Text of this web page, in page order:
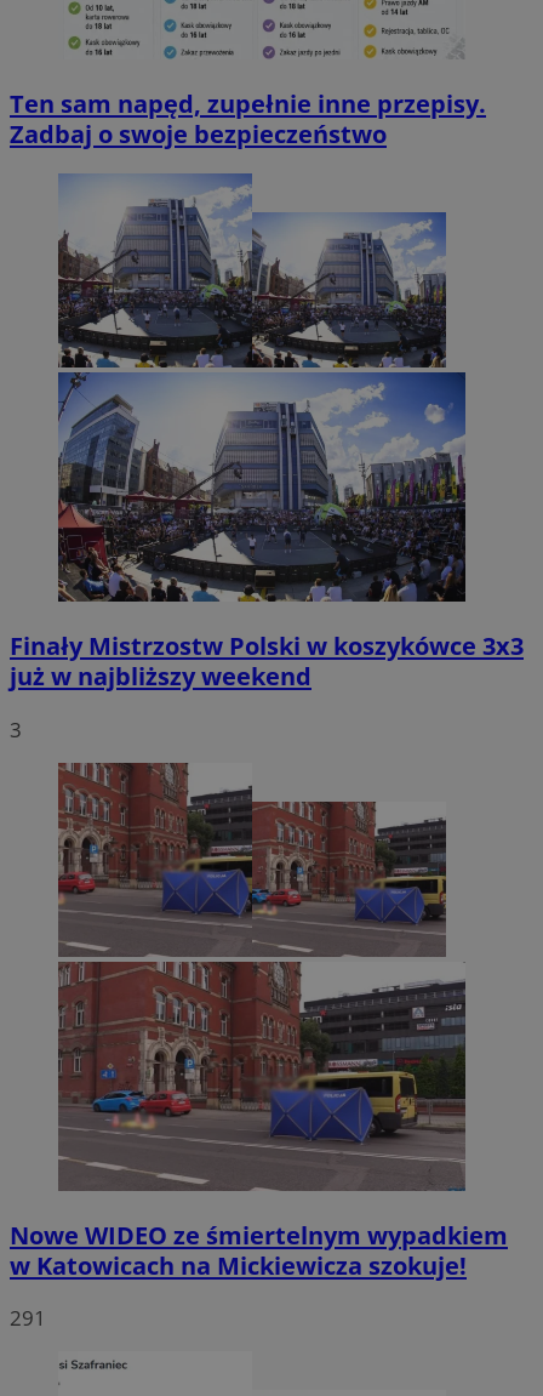
Ten sam napęd, zupełnie inne przepisy.
Zadbaj o swoje bezpieczeństwo
Finały Mistrzostw Polski w koszykówce 3x3
już w najbliższy weekend
3
Nowe WIDEO ze śmiertelnym wypadkiem
w Katowicach na Mickiewicza szokuje!
291